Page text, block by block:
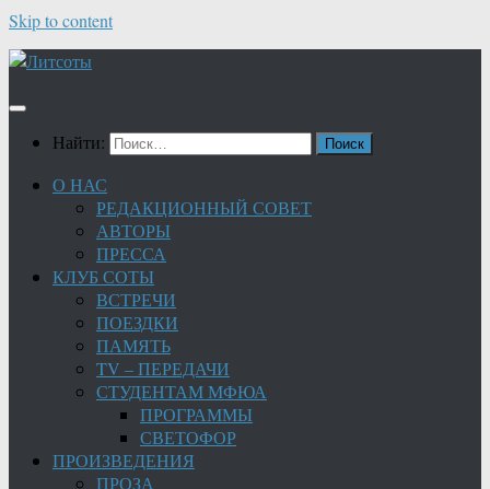
Skip to content
Найти:
О НАС
РЕДАКЦИОННЫЙ СОВЕТ
АВТОРЫ
ПРЕССА
КЛУБ СОТЫ
ВСТРЕЧИ
ПОЕЗДКИ
ПАМЯТЬ
TV – ПЕРЕДАЧИ
СТУДЕНТАМ МФЮА
ПРОГРАММЫ
СВЕТОФОР
ПРОИЗВЕДЕНИЯ
ПРОЗА